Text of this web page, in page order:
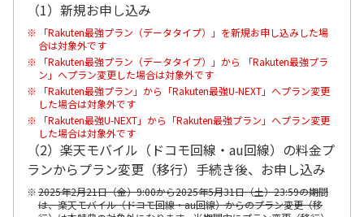
（1）新規お申し込み
「Rakuten最強プラン（データタイプ）」を新規お申し込みした場
合は対象外です
「Rakuten最強プラン（データタイプ）」から 「Rakuten最強プラ
ン」へプラン変更した場合は対象外です
「Rakuten最強プラン」から「Rakuten最強U-NEXT」へプラン変更
した場合は対象外です
「Rakuten最強U-NEXT」から「Rakuten最強プラン」へプラン変更
した場合は対象外です
（2）楽天モバイル（ドコモ回線・au回線）の料金プ
ランからプラン変更（移行）手続き後、お申し込み
2025年2月21日（金）9:00から2025年5月31日（土）23:59の期間
は、楽天モバイル（ドコモ回線・au回線）からのプラン変更（移